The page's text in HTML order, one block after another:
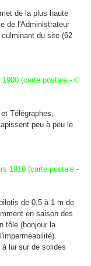
de la plus haute
de l'Administrateur
du site (62
1900 (carte postale - ©
Télégraphes,
peu à peu le
1910 (carte postale -
de 0,5 à 1 m de
en saison des
tôle (bonjour la
lui sur de solides